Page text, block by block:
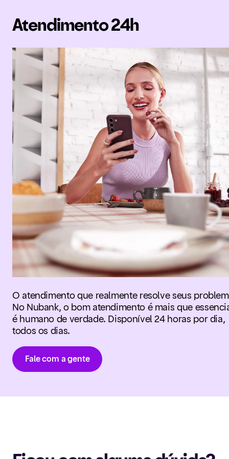
Atendimento 24h
O atendimento que realmente resolve seus
No Nubank, o bom atendimento é mais que
é humano de verdade. Disponível 24 horas por dia,
todos os dias.
Fale com a gente